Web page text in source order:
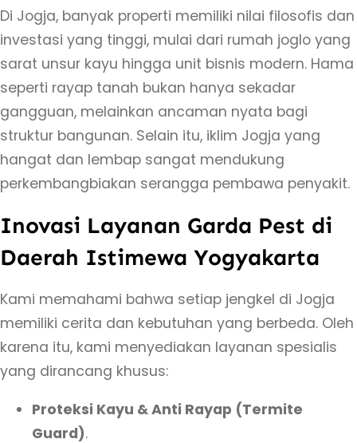
b
a
s
m
i
H
a
m
J
o
j
a
–
P
Di Jogja, banyak properti memiliki nilai filosofis dan
investasi yang tinggi, mulai dari rumah joglo yang
sarat unsur kayu hingga unit bisnis modern. Hama
seperti rayap tanah bukan hanya sekadar
gangguan, melainkan ancaman nyata bagi
struktur bangunan. Selain itu, iklim Jogja yang
hangat dan lembap sangat mendukung
perkembangbiakan serangga pembawa penyakit.
Inovasi Layanan Garda Pest di
Daerah Istimewa Yogyakarta
Kami memahami bahwa setiap jengkel di Jogja
memiliki cerita dan kebutuhan yang berbeda. Oleh
karena itu, kami menyediakan layanan spesialis
yang dirancang khusus:
Proteksi Kayu & Anti Rayap (Termite
Guard).